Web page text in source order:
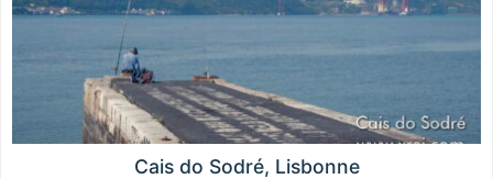
Cais do Sodré, Lisbonne